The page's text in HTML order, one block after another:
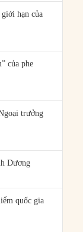
hạn của
của phe
trưởng
Dương
quốc gia